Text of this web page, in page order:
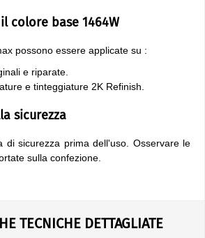
colore base 1464W
possono essere applicate su :
e riparate.
e tinteggiature 2K Refinish.
sicurezza
di sicurezza prima dell'uso. Osservare le
sulla confezione.
TECNICHE DETTAGLIATE